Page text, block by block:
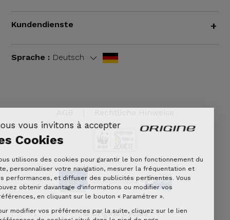
Nous vous invitons à accepter
les Cookies
Nous utilisons des cookies pour garantir le bon fonctionnement du
site, personnaliser votre navigation, mesurer la fréquentation et
les performances, et diffuser des publicités pertinentes. Vous
pouvez obtenir davantage d'informations ou modifier vos
préférences, en cliquant sur le bouton « Paramétrer ».
Pour modifier vos préférences par la suite, cliquez sur le lien
Kundendienste +
Sprache : Deutsch
© Origine Cycles